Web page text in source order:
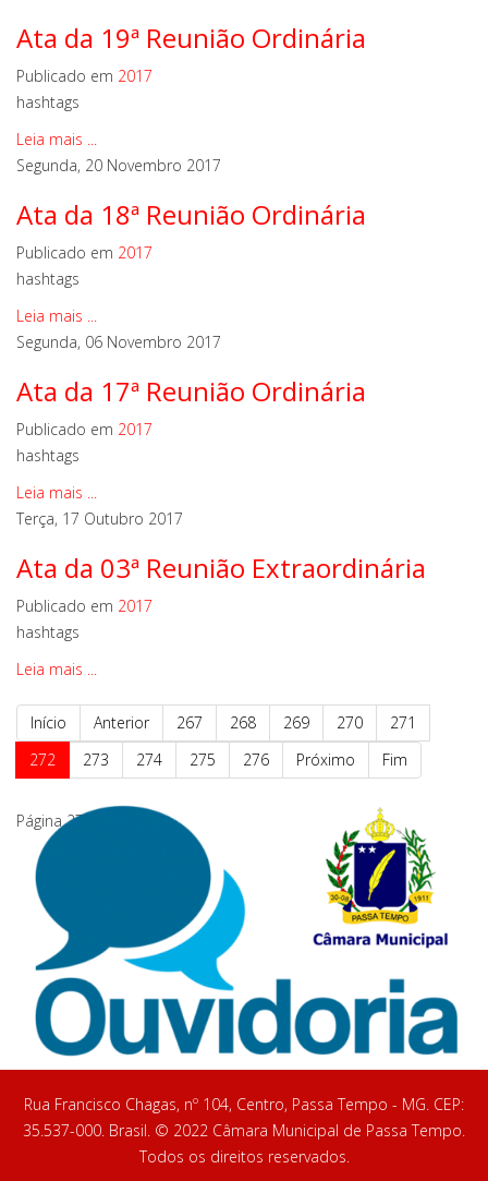
Ata da 19ª Reunião Ordinária
Publicado em 2017
hashtags
Leia mais ...
Segunda, 20 Novembro 2017
Ata da 18ª Reunião Ordinária
Publicado em 2017
hashtags
Leia mais ...
Segunda, 06 Novembro 2017
Ata da 17ª Reunião Ordinária
Publicado em 2017
hashtags
Leia mais ...
Terça, 17 Outubro 2017
Ata da 03ª Reunião Extraordinária
Publicado em 2017
hashtags
Leia mais ...
Início Anterior 267 268 269 270
271
272
273 274 275 276 Próximo Fim
Página 272 de 337
Rua Francisco Chagas, nº 104, Centro, Passa Tempo - MG. CEP:
35.537-000. Brasil. © 2022 Câmara Municipal de Passa Tempo.
Todos os direitos reservados.